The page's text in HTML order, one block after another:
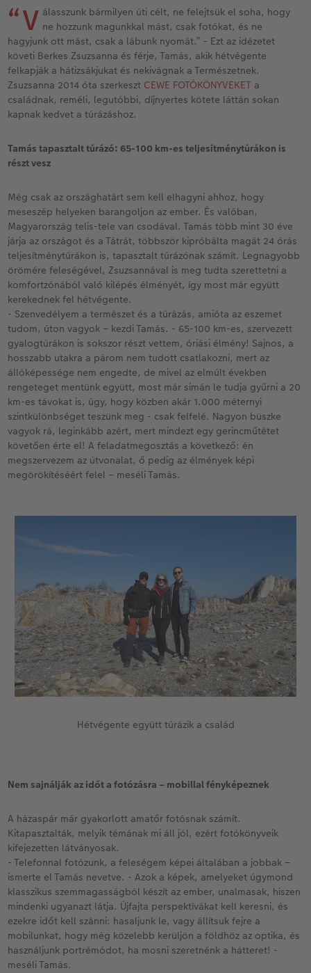
Vásárlói mintakönyvek
Így működik
Kids CEWE FOTÓKÖNYV
Art Collection CEWE FOTÓKÖNYV
Matt Prints
Képméretek
Prémium poszter
Art Prints
Fotócsomagok
Fotómatrica
Azonnali fotókidolgozás
Matrica nyomtatás azonnal
Kiegészítők
CEWE myPhotos
Direkt nyomtatású alufotó
Galériafotó
Habkarton
Esküvői köszöntő tábla
Fafotó
Többrészes fali dekoráció
Fotókollázsok
Fotószalag
XXL Retró fotó
Kiegészítők
CEWE myPhotos
Üdvözlőkártyák
Kiskedvencek világa
Iskolaszer és irodaszer
Fényképes ajándékdobozok
Fényképes naptárak
CEWE FOTÓKÖNYV Kids
CEWE myPhotos
Kiegészítők
CEWE myPhotos
CEWE PHOTO AWARD FOTÓPÁLYÁZAT
Fotózási tippek és trükkök
Hogyan készíts jobb képeket a
Híreink
Ajándékötletek szeretteinek
Utazás
Esküvő
CEWE myPhotos
“V álasszunk bármilyen úti célt, ne felejtsük el soha, hogy
ne hozzunk magunkkal mást, csak fotókat, és ne
hagyjunk ott mást, csak a lábunk nyomát.” - Ezt az idézetet
követi Berkes Zsuzsanna és férje, Tamás, akik hétvégente
felkapják a hátizsákjukat és nekivágnak a Természetnek.
Zsuzsanna 2014 óta szerkeszt CEWE FOTÓKÖNYVEKET a
családnak, reméli, legutóbbi, díjnyertes kötete láttán sokan
kapnak kedvet a túrázáshoz.
Tamás tapasztalt túrázó: 65-100 km-es teljesítménytúrákon is
részt vesz
Még csak az országhatárt sem kell elhagyni ahhoz, hogy
meseszép helyeken barangoljon az ember. És valóban,
Magyarország telis-tele van csodával. Tamás több mint 30 éve
járja az országot és a Tátrát, többször kipróbálta magát 24 órás
teljesítménytúrákon is, tapasztalt túrázónak számít. Legnagyobb
örömére feleségével, Zsuzsannával is meg tudta szerettetni a
komfortzónából való kilépés élményét, így most már együtt
kerekednek fel hétvégente.
- Szenvedélyem a természet és a túrázás, amióta az eszemet
tudom, úton vagyok – kezdi Tamás. - 65-100 km-es, szervezett
gyalogtúrákon is sokszor részt vettem, óriási élmény! Sajnos, a
hosszabb utakra a párom nem tudott csatlakozni, mert az
állóképessége nem engedte, de mivel az elmúlt években
rengeteget mentünk együtt, most már simán le tudja gyűrni a 20
km-es távokat is, úgy, hogy közben akár 1.000 méternyi
szintkülönbséget teszünk meg - csak felfelé. Nagyon büszke
vagyok rá, leginkább azért, mert mindezt egy gerincműtétet
követően érte el! A feladatmegosztás a következő: én
megszervezem az útvonalat, ő pedig az élmények képi
megörökítéséért felel – meséli Tamás.
Hétvégente együtt túrázik a család
Nem sajnálják az időt a fotózásra – mobillal fényképeznek
A házaspár már gyakorlott amatőr fotósnak számít.
Kitapasztalták, melyik témának mi áll jól, ezért fotókönyveik
kifejezetten látványosak.
- Telefonnal fotózunk, a feleségem képei általában a jobbak –
ismerte el Tamás nevetve. - Azok a képek, amelyeket úgymond
klasszikus szemmagasságból készít az ember, unalmasak, hiszen
mindenki ugyanazt látja. Újfajta perspektívákat kell keresni, és
ezekre időt kell szánni: hasaljunk le, vagy állítsuk fejre a
mobilunkat, hogy még közelebb kerüljön a földhöz az optika, és
használjunk portrémódot, ha mosni szeretnénk a hátteret! -
meséli Tamás.